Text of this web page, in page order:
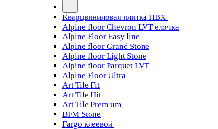
Кварцвиниловая плитка ПВХ
Alpine floor Chevron LVT елочка
Alpine Floor Easy line
Alpine floor Grand Stone
Alpine floor Light Stone
Alpine floor Parquet LVT
Alpine Floor Ultra
Art Tile Fit
Art Tile Hit
Art Tile Premium
BFM Stone
Fargo клеевой